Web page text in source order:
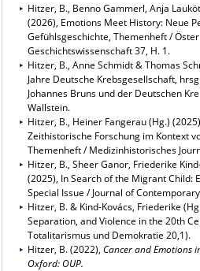
Hitzer, B., Benno Gammerl, Anja
(2026), Emotions Meet History: Neue
Gefühlsgeschichte, Themenheft /
Geschichtswissenschaft 37, H. 1.
Hitzer, B., Anne Schmidt & Thomas
Jahre Deutsche Krebsgesellschaft,
Johannes Bruns und der Deutschen
Wallstein.
Hitzer, B., Heiner Fangerau (Hg.)
Zeithistorische Forschung im Kontext
Themenheft / Medizinhistorisches
Hitzer, B., Sheer Ganor, Friederike
(2025), In Search of the Migrant Child:
Special Issue / Journal of
Hitzer, B. & Kind-Kovács, Friederike
Separation, and Violence in the 20th
Totalitarismus und Demokratie 20,1).
Hitzer, B. (2022),Cancer and Emotions
Oxford: OUP.